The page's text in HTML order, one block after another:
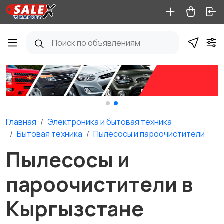
Главная
Электроника и бытовая техника
Бытовая техника
Пылесосы и пароочистители
Пылесосы и
пароочистители в
Кыргызстане